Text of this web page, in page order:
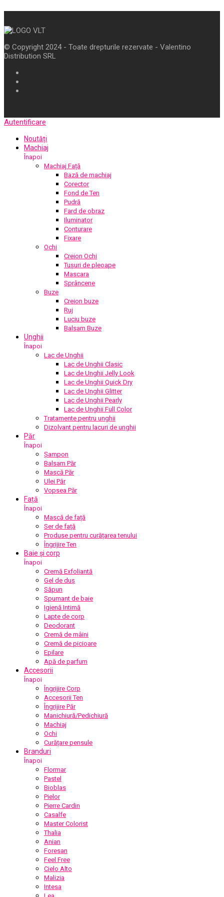
© Copyright 2024 - Toate drepturile rezervate - Valentino
Distribution SRL
Autentificare
Noutăți
Machiaj
Înapoi
Machiaj Față
Bază de machiaj
Corector
Fond de Ten
Pudră
Fard de obraz
Iluminator
Conturare
Fixare
Ochi
Creion Ochi
Tușuri de pleoape
Mascara
Sprâncene
Buze
Creion buze
Ruj
Luciu buze
Balsam Buze
Unghii
Înapoi
Lac de Unghii
Lac de Unghii Clasic
Lac de Unghii Jelly Look
Lac de Unghii Quick Dry
Lac de Unghii Glitter
Lac de Unghii Pearly
Lac de Unghii Full Color
Tratamente pentru unghii
Dizolvant pentru lacuri de unghii
Păr
Înapoi
Șampon
Balsam Păr
Mască Păr
Ulei Păr
Vopsea Păr
Față
Înapoi
Mască de față
Ser de față
Produse pentru curățarea tenului
Îngrijire Ten
Baie și corp
Înapoi
Cremă Exfoliantă
Gel de duș
Săpun
Spumant de baie
Igienă Intimă
Lapte de corp
Deodorant
Cremă de mâini
Cremă de picioare
Epilare
Apă de parfum
Accesorii
Înapoi
Îngrijire Corp
Accesorii Ten
Îngrijire Păr
Manichiură/Pedichiură
Machiaj
Ochi
Curățare pensule
Branduri
Înapoi
Flormar
Pastel
Bioblas
Pielor
Pierre Cardin
Casalfe
Master Colorist
Thalia
Anian
Foresan
Feel Free
Cielo Alto
Malizia
Intesa